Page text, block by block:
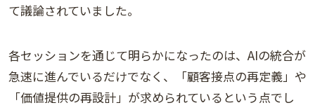
て議論されていました。
各セッションを通じて明らかになったのは、AIの統合が
急速に進んでいるだけでなく、「顧客接点の再定義」や
「価値提供の再設計」が求められているという点でし